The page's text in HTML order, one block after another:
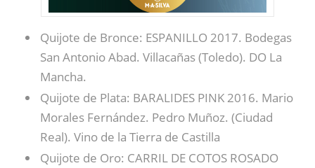
Quijote de Bronce: ESPANILLO 2017. Bodegas
San Antonio Abad. Villacañas (Toledo). DO La
Mancha.
Quijote de Plata: BARALIDES PINK 2016. Mario
Morales Fernández. Pedro Muñoz. (Ciudad
Real). Vino de la Tierra de Castilla
Quijote de Oro: CARRIL DE COTOS ROSADO